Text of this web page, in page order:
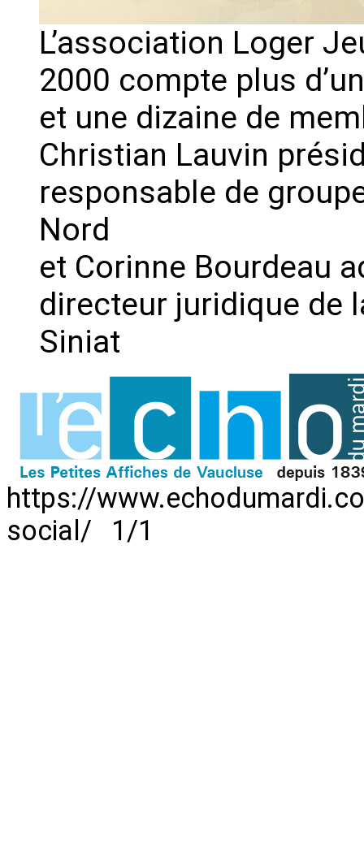
L’association Loger
2000 compte plus
et une dizaine de
Christian Lauvin
responsable de
Nord
et Corinne Bourdeau
directeur juridique de
Siniat
https://
social/ 1/1